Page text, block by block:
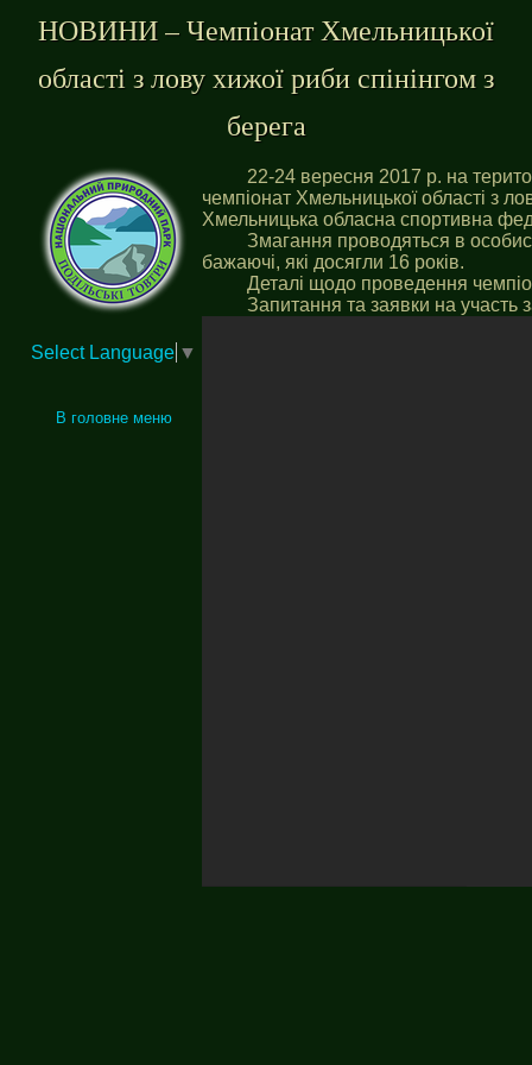
НОВИНИ – Чемпіонат Хмельницької
області з лову хижої риби спінінгом з
берега
Select Language ▼
В головне меню
22-24 вересня 2017 р. на
чемпіонат Хмельницької області з
Хмельницька обласна спортивна
Змагання проводяться в
бажаючі, які досягли 16 років.
Деталі щодо проведення
Запитання та заявки на участь